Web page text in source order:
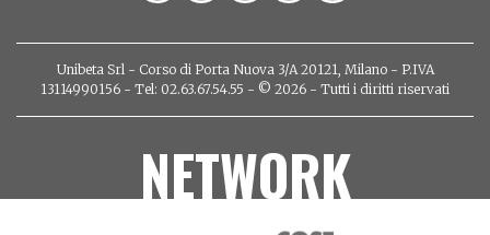
Unibeta Srl - Corso di Porta Nuova 3/A 20121, Milano - P.IVA
13114990156 - Tel: 02.63.67.54.55 - © 2026 - Tutti i diritti riservati
NETWORK